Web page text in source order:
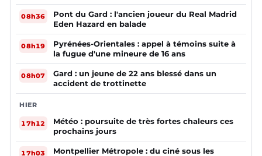
08h36
Pont du Gard : l'ancien joueur du Real Madrid
Eden Hazard en balade
08h19
Pyrénées-Orientales : appel à témoins suite à
la fugue d'une mineure de 16 ans
08h07
Gard : un jeune de 22 ans blessé dans un
accident de trottinette
HIER
17h12
Météo : poursuite de très fortes chaleurs ces
prochains jours
17h03 Montpellier Métropole : du ciné sous les